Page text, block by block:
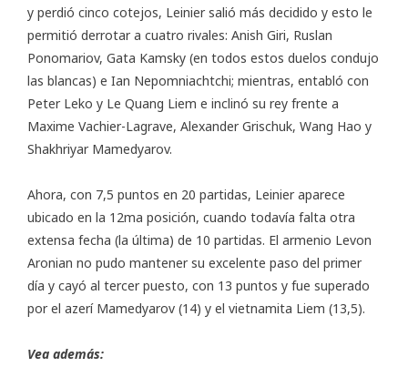
y perdió cinco cotejos, Leinier salió más decidido y esto le
permitió derrotar a cuatro rivales: Anish Giri, Ruslan
Ponomariov, Gata Kamsky (en todos estos duelos condujo
las blancas) e Ian Nepomniachtchi; mientras, entabló con
Peter Leko y Le Quang Liem e inclinó su rey frente a
Maxime Vachier-Lagrave, Alexander Grischuk, Wang Hao y
Shakhriyar Mamedyarov.
Ahora, con 7,5 puntos en 20 partidas, Leinier aparece
ubicado en la 12ma posición, cuando todavía falta otra
extensa fecha (la última) de 10 partidas. El armenio Levon
Aronian no pudo mantener su excelente paso del primer
día y cayó al tercer puesto, con 13 puntos y fue superado
por el azerí Mamedyarov (14) y el vietnamita Liem (13,5).
Vea además: